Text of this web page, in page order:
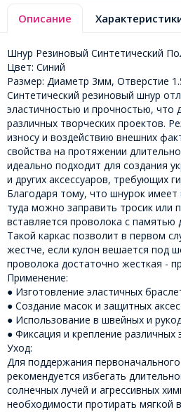
Описание
Шнур Резиновый Синтетический
Цвет: Синий
Размер: Диаметр 3мм, Отверстие
Синтетический резиновый шнур
эластичностью и прочностью, что
различных творческих проектов.
износу и воздействию внешних
свойства на протяжении
идеально подходит для создания
и других аксессуаров, требующих
Благодаря тому, что шнурок имеет
туда можно заправить тросик или
вставляется проволока с
Такой каркас позволит в первом
жестче, если кулон вешается под
проволока достаточно жесткая -
Применение:
● Изготовление эластичных
● Создание масок и защитных
● Использование в швейных и
● Фиксация и крепление различных
Уход:
Для поддержания
рекомендуется избегать
солнечных лучей и агрессивных
необходимости протирать мягкой